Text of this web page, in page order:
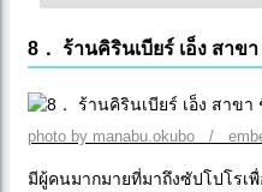
8． ร้านคิรินเบียร์ เอ็ง สา
photo by manabu.okubo /
มีผู้คนมากมายที่มาถึงซัปโปโรเ